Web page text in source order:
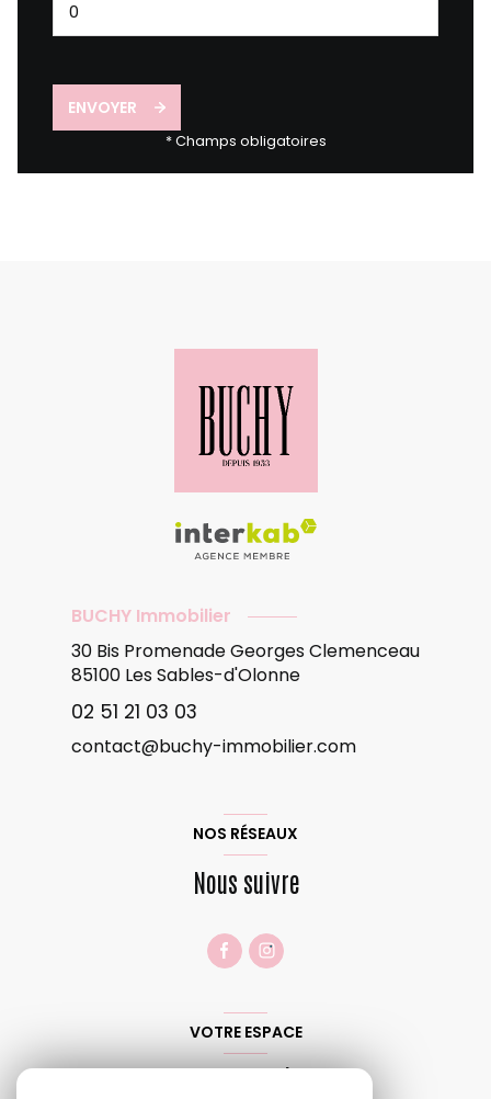
ENVOYER
* Champs obligatoires
BUCHY Immobilier
30 Bis Promenade Georges Clemenceau
85100 Les Sables-d'Olonne
02 51 21 03 03
contact@buchy-immobilier.com
NOS RÉSEAUX
Nous suivre
VOTRE ESPACE